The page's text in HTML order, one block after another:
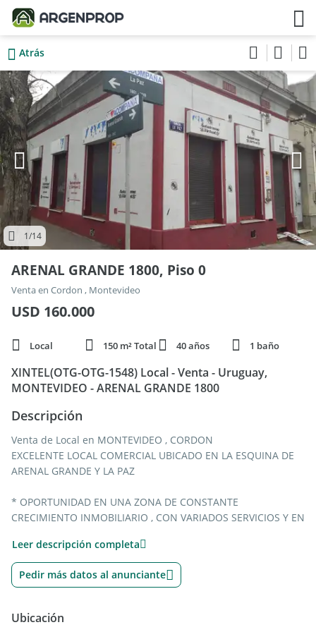
Atrás
1/14
ARENAL GRANDE 1800, Piso 0
Venta en Cordon , Montevideo
USD 160.000
Local 150 m² Total 40 años 1 baño
XINTEL(OTG-OTG-1548) Local - Venta - Uruguay,
MONTEVIDEO - ARENAL GRANDE 1800
Descripción
Venta de Local en MONTEVIDEO , CORDON
EXCELENTE LOCAL COMERCIAL UBICADO EN LA ESQUINA DE
ARENAL GRANDE Y LA PAZ
* OPORTUNIDAD EN UNA ZONA DE CONSTANTE
CRECIMIENTO INMOBILIARIO , CON VARIADOS SERVICIOS Y EN
ZONA COMERCIALES MAS IMPORTANTES DE LA CIUDAD
* LOCAL DE 2 PLANTAS RESUELTO EN 150 METROS
* ENTRADA PRINCIPAL CON RECIBIDOR.
Leer descripción completa
Pedir más datos al anunciante
Ubicación